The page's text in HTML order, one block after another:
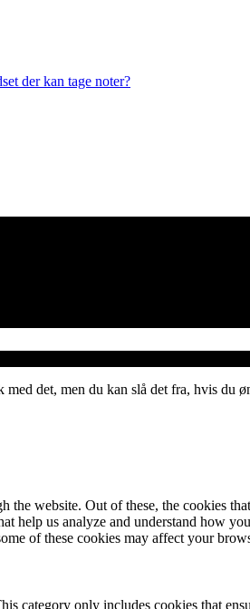
der kan tage noter?
det, men du kan slå det fra, hvis du
website. Out of these, the cookies
help us analyze and understand how
of these cookies may affect your
category only includes cookies that